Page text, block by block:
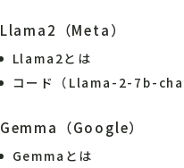
Llama2（Meta）
Llama2とは
コード（Llama-2-7b-
Gemma（Google）
Gemmaとは